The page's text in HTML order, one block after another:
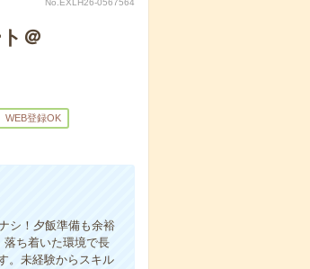
No.EXLH26-0567564
＠
WEB登録OK
シ！夕飯準備も余裕
ち着いた環境で長
。未経験からスキル